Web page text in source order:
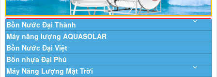
Bồn Nước Đại Thành
Máy năng lượng AQUASOLAR
Bồn Nước Đại Việt
Bồn nhựa Đại Phú
Máy Năng Lượng Mặt Trời